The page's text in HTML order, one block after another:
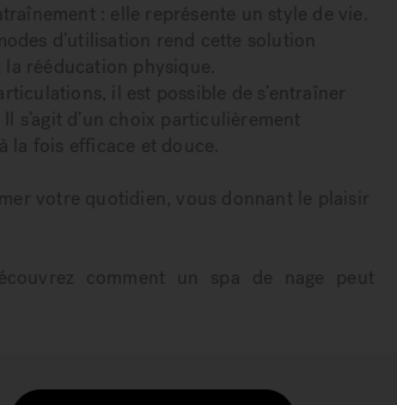
: elle représente un style de vie.
d’utilisation rend cette solution
rééducation physique.
il est possible de s’entraîner
s’agit d’un choix particulièrement
la fois efficace et douce.
votre quotidien, vous donnant le plaisir
comment un spa de nage peut